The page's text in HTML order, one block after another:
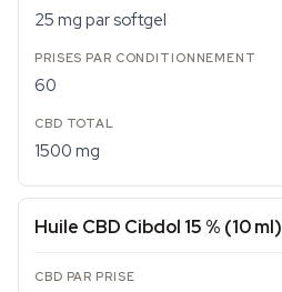
25 mg par softgel
60
1500 mg
Huile CBD Cibdol 15 % (10 ml)